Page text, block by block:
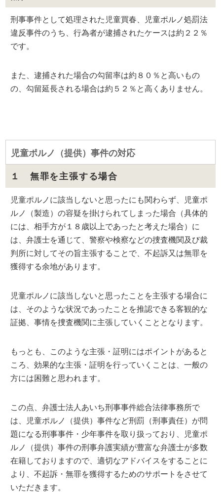
刑事事件として処理された児童買春、児童ポルノ処罰法
違反事件のうち、行為者が逮捕されたケースは約２２％
です。
また、逮捕された場合の勾留率は約８０％と高いもの
の、勾留延長される場合は約５２％と高くありません。
児童ポルノ（提供）事件の対応
１ 無罪を主張する場合
児童ポルノに該当しないと思ったにも関わらず、児童ポ
ルノ（製造）の容疑を掛けられてしまった場合（具体的
には、相手方が１８歳以上であったと考えた場合）に
は、弁護士を通じて、警察や検察などの捜査機関及び裁
判所に対してその旨主張することで、不起訴又は無罪を
獲得する余地があります。
児童ポルノに該当しないと思ったことを主張する場合に
は、そのような状況であったことを推認できる客観的な
証拠、事情を捜査機関に主張していくこととなります。
もっとも、このような主張・証明にはポイントがあると
ころ、効果的な主張・証明を行っていくことは、一般の
方には困難と思われます。
この点、弁護士法人あいち刑事事件総合法律事務所で
は、児童ポルノ（提供）事件など刑罰（刑事責任）が問
題になる刑事事件・少年事件を取り扱っており、児童ポ
ルノ（提供）事件の刑事弁護実績が豊富な弁護士が多数
在籍しておりますので、適切なアドバイスをすることに
より、不起訴・無罪を獲得するためのサポートをさせて
いただきます。